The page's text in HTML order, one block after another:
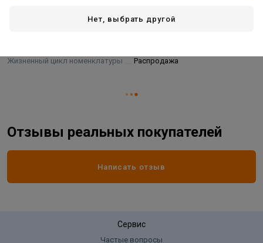
Жизненный цикл номенклатуры Распродажа
Отзывы реальных покупателей
Написать отзыв
Сервис
Частые вопросы
Нет, выбрать другой